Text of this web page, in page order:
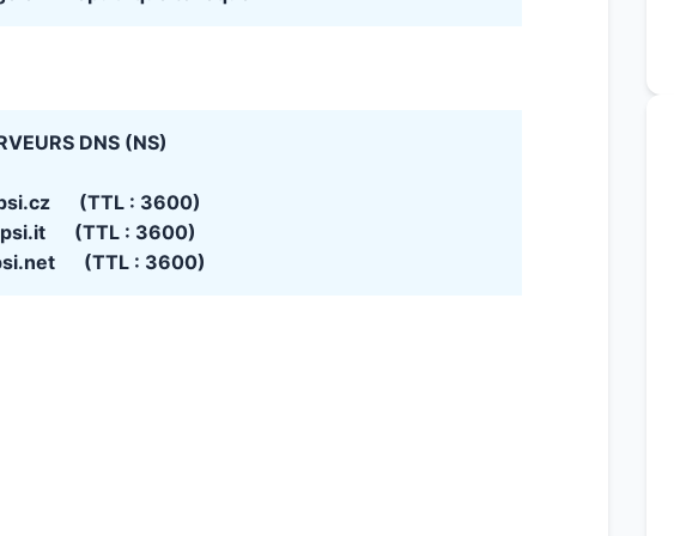
DNS (NS)
(TTL : 3600)
(TTL : 3600)
(TTL : 3600)